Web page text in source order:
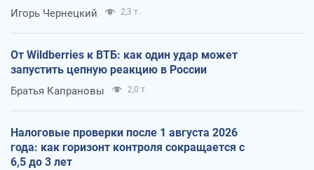
Игорь Чернецкий 2,3 т.
От Wildberries к ВТБ: как один удар может
запустить цепную реакцию в России
Братья Капрановы 2,0 т.
Налоговые проверки после 1 августа 2026
года: как горизонт контроля сокращается с
6,5 до 3 лет